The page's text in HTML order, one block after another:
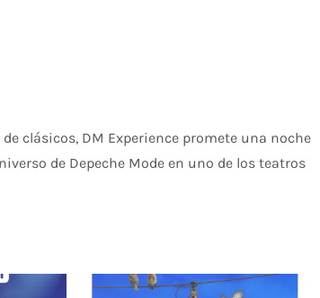
clásicos, DM Experience promete una noche
de Depeche Mode en uno de los teatros